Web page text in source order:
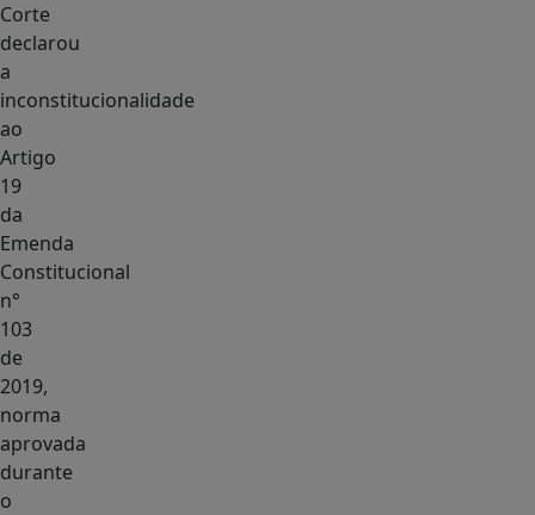
Corte
declarou
a
inconstitucionalidade
ao
Artigo
19
da
Emenda
Constitucional
n°
103
de
2019,
norma
aprovada
durante
o